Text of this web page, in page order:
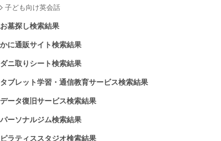
子ども向け英会話
お墓探し検索結果
かに通販サイト検索結果
ダニ取りシート検索結果
タブレット学習・通信教育サービス検索結果
データ復旧サービス検索結果
パーソナルジム検索結果
ピラティススタジオ検索結果